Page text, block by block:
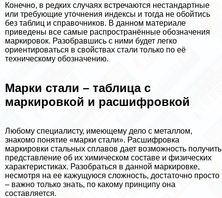
Конечно, в редких случаях встречаются нестандартные
или требующие уточнения индексы и тогда не обойтись
без таблиц и справочников. В данном материале
приведены все самые распространённые обозначения
маркировок. Разобравшись с ними будет легко
ориентироваться в свойствах стали только по её
техническому обозначению.
Марки стали – таблица с
маркировкой и расшифровкой
Любому специалисту, имеющему дело с металлом,
знакомо понятие «марки стали». Расшифровка
маркировки стальных сплавов дает возможность получить
представление об их химическом составе и физических
хаpaктеристиках. Разобраться в данной маркировке,
несмотря на ее кажущуюся сложность, достаточно просто
– важно только знать, по какому принципу она
составляется.